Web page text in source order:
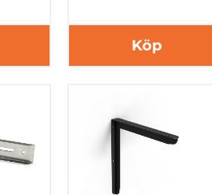
Köp